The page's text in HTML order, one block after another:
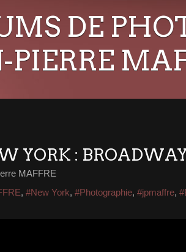
DE
PIERRE
YORK :
MAFFRE
, #New York, #Photographie, #jpmaffre,